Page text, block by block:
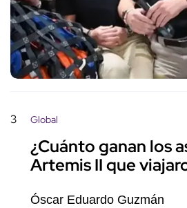
3 Global
¿Cuánto ganan los
Artemis II que
Óscar Eduardo Guzmán